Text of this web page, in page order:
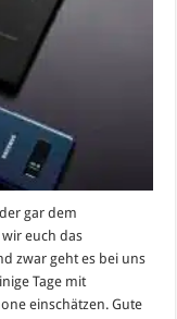
gar dem
euch das
zwar geht es bei uns
Tage mit
einschätzen. Gute